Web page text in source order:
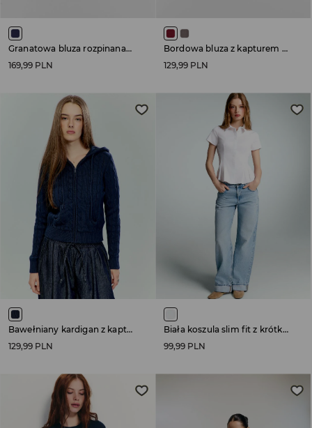
Granatowa bluza rozpinana z motywem Auta
169,99 PLN
Bordowa bluza z kapturem i gotyckim nadrukiem
129,99 PLN
Bawełniany kardigan z kapturem granatowy
129,99 PLN
Biała koszula slim fit z krótkim rękawem
99,99 PLN